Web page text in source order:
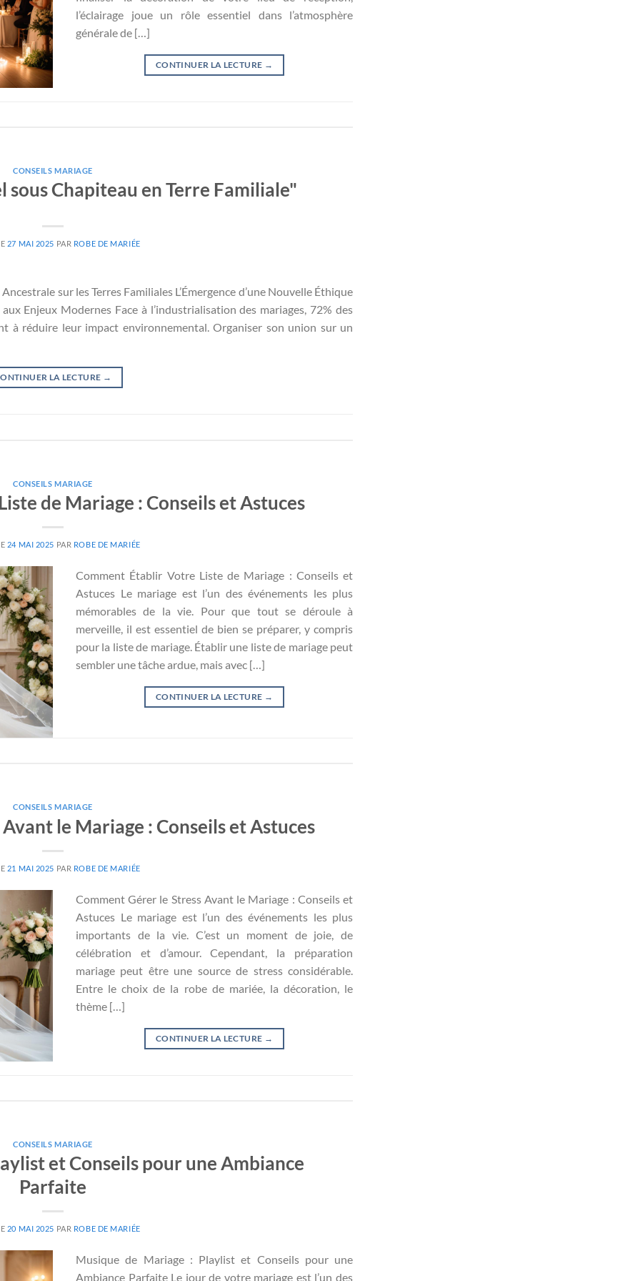
l’éclairage joue un rôle essentiel dans l’atmosphère
générale de […]
CONTINUER LA LECTURE →
CONSEILS MARIAGE
Chapiteau en Terre Familiale"
27 MAI 2025 PAR ROBE DE MARIÉE
sur les Terres Familiales L’Émergence d’une Nouvelle Éthique
Enjeux Modernes Face à l’industrialisation des mariages, 72% des
à réduire leur impact environnemental. Organiser son union sur un
LA LECTURE →
CONSEILS MARIAGE
de Mariage : Conseils et Astuces
24 MAI 2025 PAR ROBE DE MARIÉE
Comment Établir Votre Liste de Mariage : Conseils et
Astuces Le mariage est l’un des événements les plus
mémorables de la vie. Pour que tout se déroule à
merveille, il est essentiel de bien se préparer, y compris
pour la liste de mariage. Établir une liste de mariage peut
sembler une tâche ardue, mais avec […]
CONTINUER LA LECTURE →
CONSEILS MARIAGE
le Mariage : Conseils et Astuces
21 MAI 2025 PAR ROBE DE MARIÉE
Comment Gérer le Stress Avant le Mariage : Conseils et
Astuces Le mariage est l’un des événements les plus
importants de la vie. C’est un moment de joie, de
célébration et d’amour. Cependant, la préparation
mariage peut être une source de stress considérable.
Entre le choix de la robe de mariée, la décoration, le
thème […]
CONTINUER LA LECTURE →
CONSEILS MARIAGE
et Conseils pour une Ambiance
Parfaite
20 MAI 2025 PAR ROBE DE MARIÉE
Musique de Mariage : Playlist et Conseils pour une
Ambiance Parfaite Le jour de votre mariage est l’un des